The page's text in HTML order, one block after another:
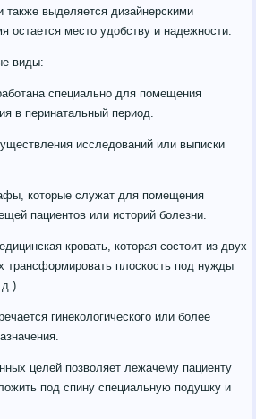
выделяется дизайнерскими
остается место удобству и надежности.
виды:
специально для помещения
в перинатальный период.
исследований или выписки
которые служат для помещения
пациентов или историй болезни.
кровать, которая состоит из двух
трансформировать плоскость под нужды
гинекологического или более
целей позволяет лежачему пациенту
под спину специальную подушку и